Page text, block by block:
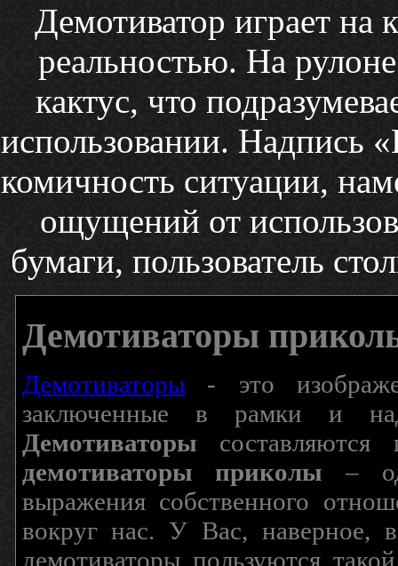
Демотиватор играет
реальностью. На
кактус, что
использовании. Надпись
комичность ситуации,
ощущений от
бумаги, пользователь
Демотиваторы
Демотиваторы- это
заключенные в рамки и
Демотиваторы составляются
демотиваторы приколы –
выражения собственного
вокруг нас. У Вас, наверное,
демотиваторы пользуются